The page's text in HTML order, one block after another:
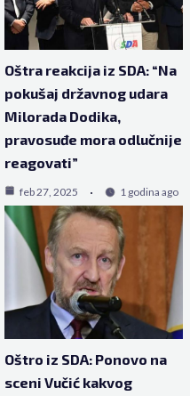
Oštra reakcija iz SDA: “Na
pokušaj državnog udara
Milorada Dodika,
pravosuđe mora odlučnije
reagovati”
feb 27, 2025 1 godina ago
Oštro iz SDA: Ponovo na
sceni Vučić kakvog